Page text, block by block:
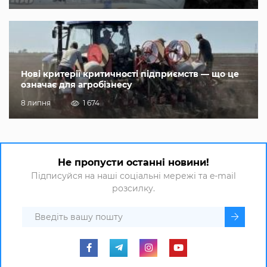
Нові критерії критичності підприємств — що це
означає для агробізнесу
8 липня 1 674
Не пропусти останні новини!
Підписуйся на наші соціальні мережі та e-mail
розсилку.